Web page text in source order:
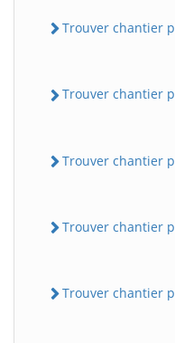
Trouver chantier
Trouver chantier
Trouver chantier
Trouver chantier
Trouver chantier